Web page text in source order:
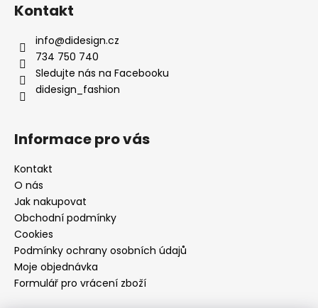
Kontakt
info@didesign.cz
734 750 740
Sledujte nás na Facebooku
didesign_fashion
Informace pro vás
Kontakt
O nás
Jak nakupovat
Obchodní podmínky
Cookies
Podmínky ochrany osobních údajů
Moje objednávka
Formulář pro vrácení zboží